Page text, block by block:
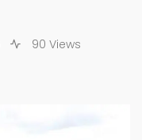
90 Views